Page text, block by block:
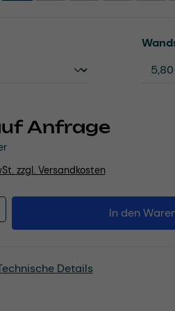
Anfrage
zzgl. Versandkosten
Anzahl: Gib den
In den
Details